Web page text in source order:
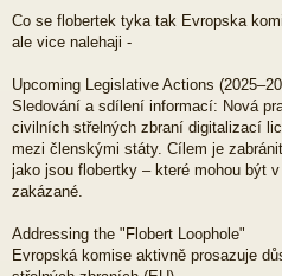
Co se flobertek tyka tak Evropska
ale vice nalehaji -
Upcoming Legislative Actions
Sledování a sdílení informací: Nová
civilních střelných zbraní digitalizací
mezi členskými státy. Cílem je
jako jsou flobertky – které mohou být
zakázané.
Addressing the "Flobert Loophole"
Evropská komise aktivně prosazuje